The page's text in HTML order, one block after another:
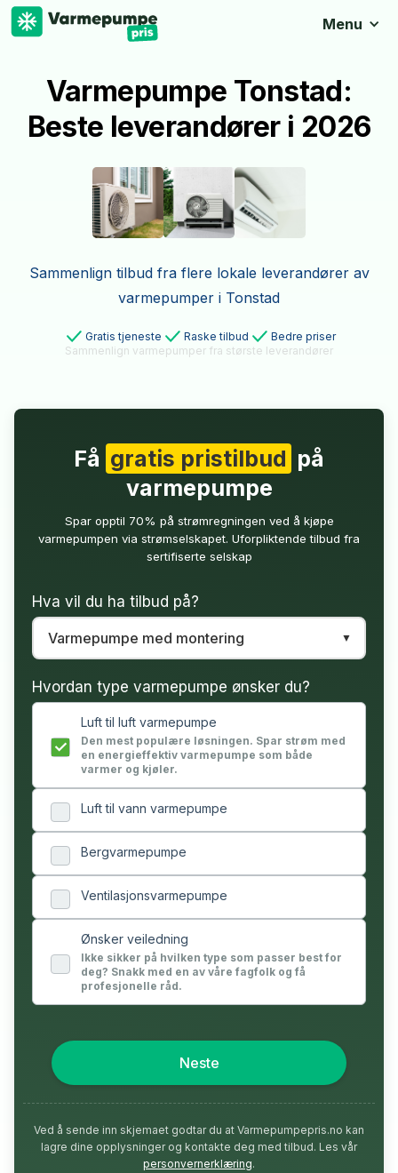
Menu
Varmepumpe Tonstad:
Beste leverandører i 2026
Sammenlign tilbud fra flere lokale leverandører av
varmepumper i Tonstad
Gratis tjeneste Raske tilbud
Bedre priser
Sammenlign varmepumper fra største leverandører
Få gratis pristilbud på
varmepumpe
Spar opptil 70% på strømregningen ved å kjøpe
varmepumpen via strømselskapet. Uforpliktende tilbud fra
sertifiserte selskap
Hva vil du ha tilbud på?
Hvordan type varmepumpe ønsker du?
Luft til luft varmepumpe
Den mest populære løsningen. Spar strøm med
en energieffektiv varmepumpe som både
varmer og kjøler.
Luft til vann varmepumpe
Bergvarmepumpe
Ventilasjonsvarmepumpe
Ønsker veiledning
Ikke sikker på hvilken type som passer best for
deg? Snakk med en av våre fagfolk og få
profesjonelle råd.
Neste
Ved å sende inn skjemaet godtar du at Varmepumpepris.no kan
lagre dine opplysninger og kontakte deg med tilbud. Les vår
personvernerklæring.